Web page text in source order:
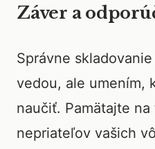
Záver a
Správne
vedou, ale umením,
naučiť. Pamätajte
nepriateľov vašich